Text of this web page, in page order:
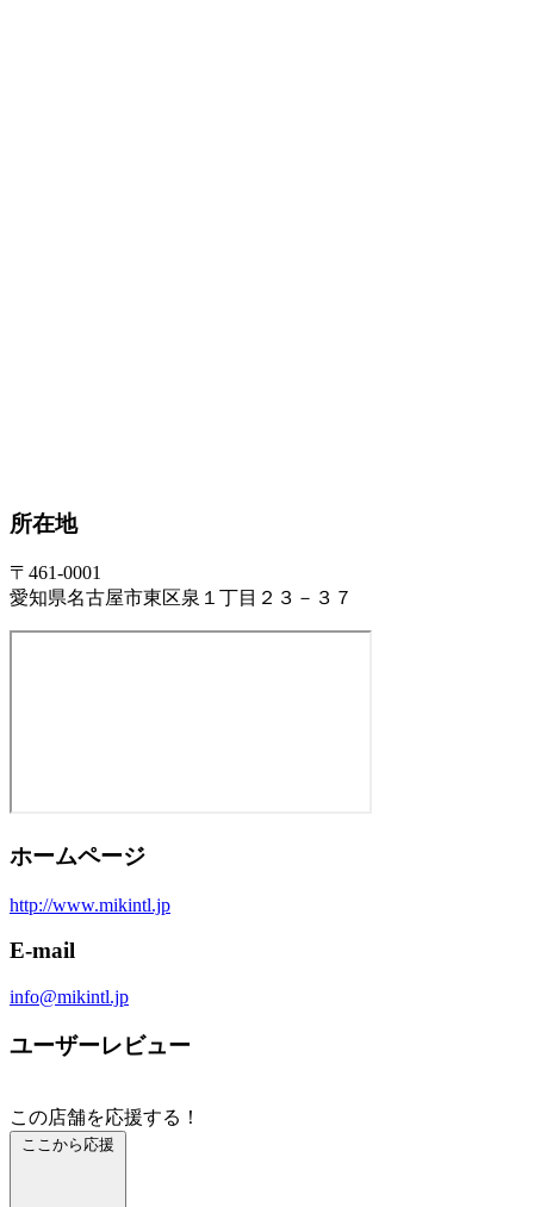
所在地
〒461-0001
愛知県名古屋市東区泉１丁目２３－３７
ホームページ
http://www.mikintl.jp
E-mail
info@mikintl.jp
ユーザーレビュー
この店舗を応援する！
ここから応援